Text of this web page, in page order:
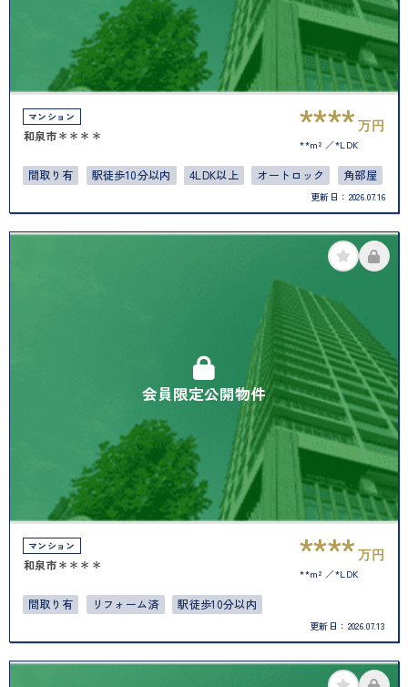
マンション
和泉市＊＊＊＊ **** 万円
**m² *LDK
間取り有 駅徒歩10分以内 4LDK以上 オートロック 角部屋
更新日： 2026.07.16
会員限定公開物件
マンション
和泉市＊＊＊＊ **** 万円
**m² *LDK
間取り有 リフォーム済 駅徒歩10分以内
更新日： 2026.07.13